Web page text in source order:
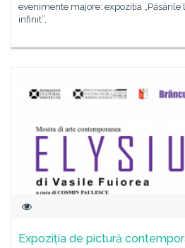
evenimente majore: expoziția
infinit”,
Expoziția de pictură